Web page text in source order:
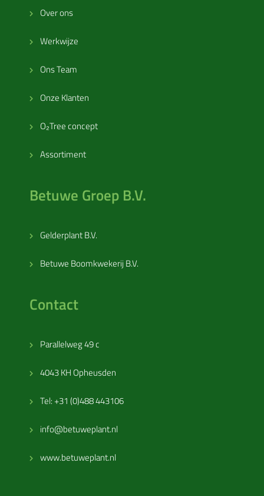
Over ons
Werkwijze
Ons Team
Onze Klanten
O₂Tree concept
Assortiment
Betuwe Groep B.V.
Gelderplant B.V.
Betuwe Boomkwekerij B.V.
Contact
Parallelweg 49 c
4043 KH Opheusden
Tel: +31 (0)488 443106
info@betuweplant.nl
www.betuweplant.nl